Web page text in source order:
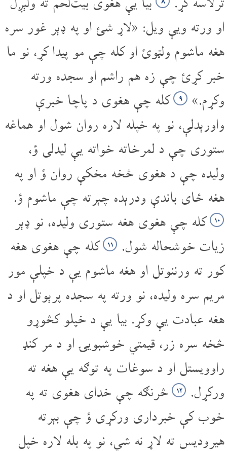
او ورته ویې ویل: «لاړ شئ او په ډېر غور سره
هغه ماشوم ولټوئ او کله چې مو پیدا کړ، نو ما
خبر کړئ چې زه هم راشم او سجده ورته
وکړم.»
۹ کله چې هغوی د پاچا خبرې
واورېدلې، نو په خپله لاره روان شول او هماغه
ستوری چې د لمرخاته خواته یې لیدلی ؤ،
ولیده چې د هغوی څخه مخکې روان ؤ او په
هغه ځای باندې ودرېده چېرته چې ماشوم ؤ.
۱۰ کله چې هغوی هغه ستوری ولیده، نو ډېر
زیات خوشحاله شول.
۱۱ کله چې هغوی هغه
کور ته ورننوتل او هغه ماشوم یې د خپلې مور
مریم سره ولیده، نو ورته په سجده پرېوتل او د
هغه عبادت یې وکړ. بیا یې د خپلو کڅوړو
څخه سره زر، قیمتي خوشبویۍ او د مر کنډ
راوویستل او د سوغات په توګه یې هغه ته
ورکړل.
۱۲ څرنګه چې خدای هغوی ته په
خوب کې خبرداری ورکړی ؤ چې بېرته
هیرودیس ته لاړ نه شي، نو په بله لاره خپل